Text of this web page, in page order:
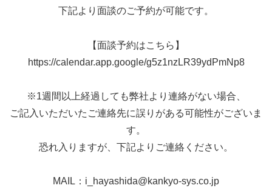
下記より面談のご予約が可能です。
【面談予約はこちら】
https://calendar.app.google/g5z1nzLR39ydPmNp8
※1週間以上経過しても弊社より連絡がない場合、
ご記入いただいたご連絡先に誤りがある可能性がございま
す。
恐れ入りますが、下記よりご連絡ください。
MAIL： i_hayashida@kankyo-sys.co.jp